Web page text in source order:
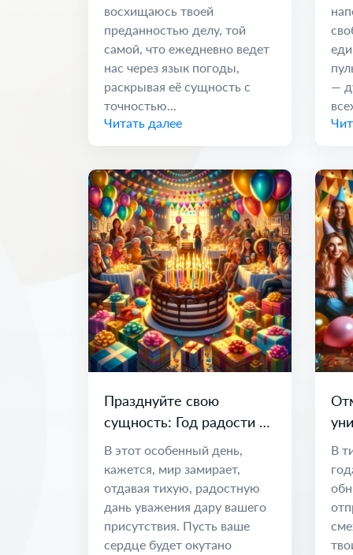
восхищаюсь твоей
преданностью делу, той
самой, что ежедневно ведет
нас через язык погоды,
раскрывая её сущность с
точностью...
Читать далее
—
Празднуйте свою
сущность: Год радости и
возможностей
В этот особенный день,
кажется, мир замирает,
отдавая тихую, радостную
дань уважения дару вашего
присутствия. Пусть ваше
сердце будет окутано
В